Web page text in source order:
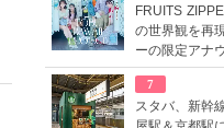
FRUITS
の世界観を再
ーの限定アナ
7
スタバ、新幹